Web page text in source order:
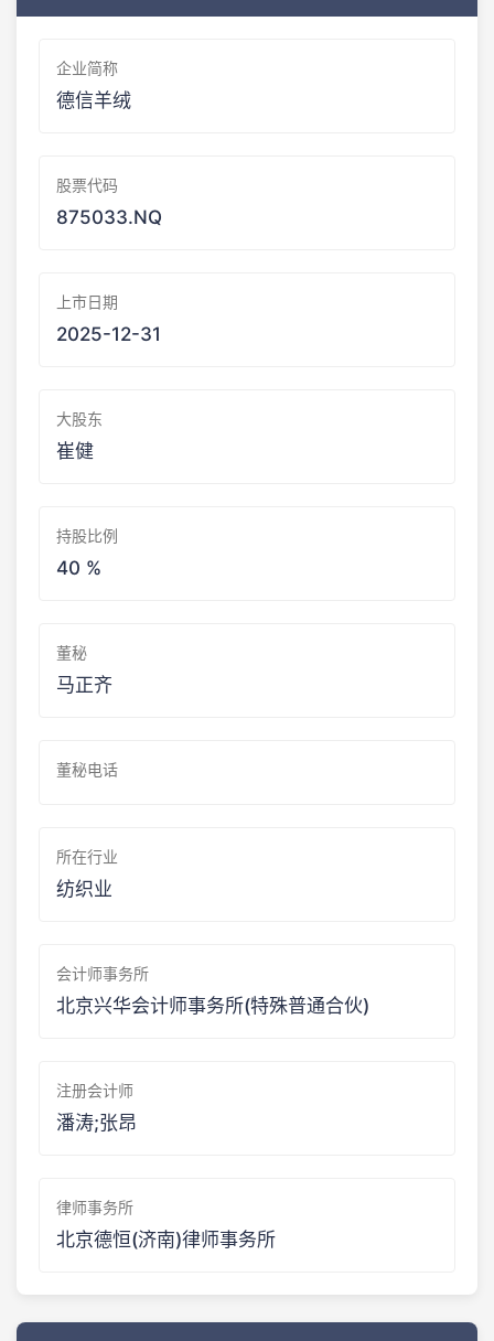
企业简称
德信羊绒
股票代码
875033.NQ
上市日期
2025-12-31
大股东
崔健
持股比例
40 %
董秘
马正齐
董秘电话
所在行业
纺织业
会计师事务所
北京兴华会计师事务所(特殊普通合伙)
注册会计师
潘涛;张昂
律师事务所
北京德恒(济南)律师事务所